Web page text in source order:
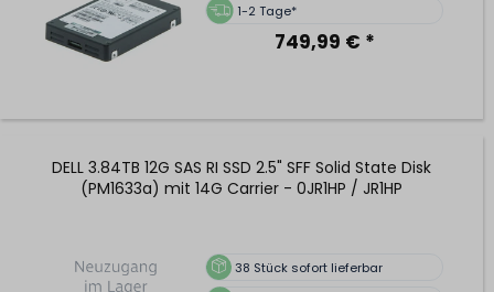
1-2 Tage*
749,99 € *
DELL 3.84TB 12G SAS RI SSD 2.5" SFF Solid State Disk
(PM1633a) mit 14G Carrier - 0JR1HP / JR1HP
38 Stück sofort lieferbar